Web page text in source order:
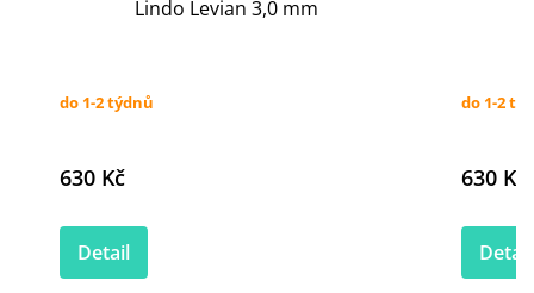
Lindo Levian 3,0 mm
do 1-2 týdnů
630 Kč
Detail
do 1-2
630 Kč
Detail